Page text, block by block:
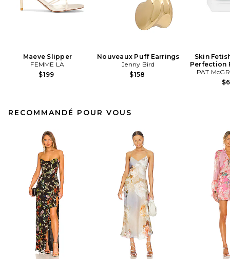
Maeve Slipper
FEMME LA
$199
Nouveaux Puff Earrings
Jenny Bird
$158
Skin
Perfection
PAT
RECOMMANDÉ POUR VOUS